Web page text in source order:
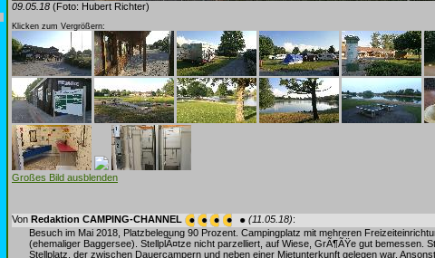
09.05.18 (Foto: Hubert Richter)
Klicken zum Vergrößern:
Großes Bild ausblenden
Von Redaktion CAMPING-CHANNEL (11.05.18):
Besuch im Mai 2018, Platzbelegung 90 Prozent. Campingplatz mit mehreren
(ehemaliger Baggersee). StellplÃ¤tze nicht parzelliert, auf Wiese, GrÃ¶ÃŸe gut bemessen.
Stellplatz, der zwischen Dauercampern und neben einer Mietunterkunft gelegen war.